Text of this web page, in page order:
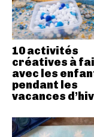
10 activités
créatives à
avec les
pendant les
vacances